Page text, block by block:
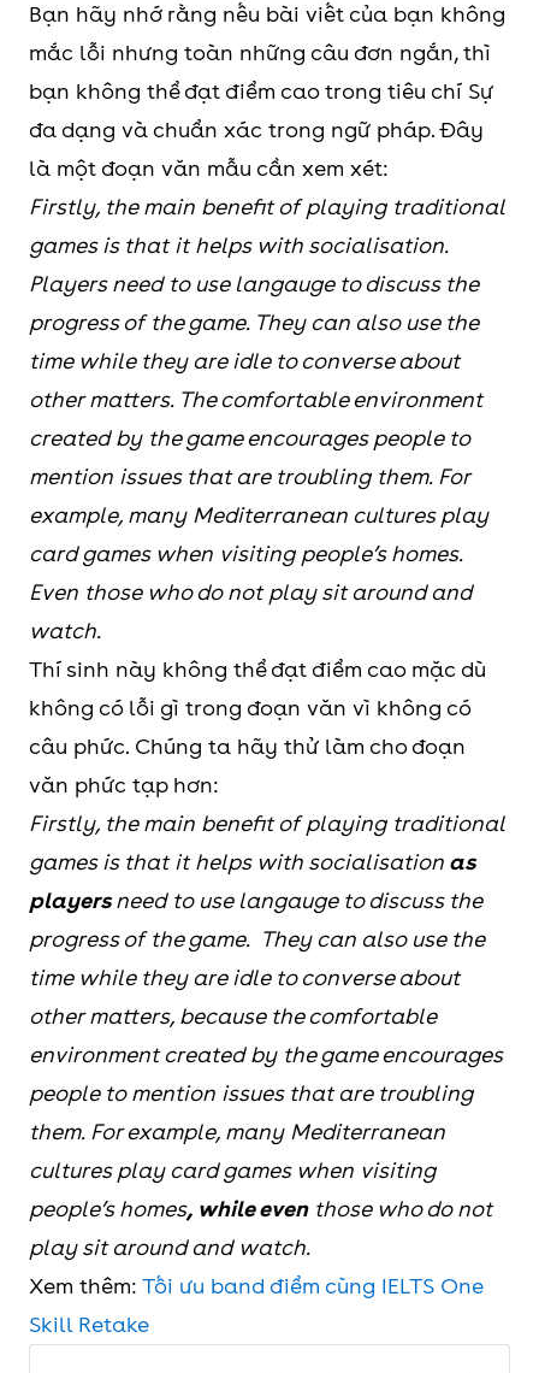
Bạn hãy nhớ rằng nếu bài viết của bạn không
mắc lỗi nhưng toàn những câu đơn ngắn, thì
bạn không thể đạt điểm cao trong tiêu chí Sự
đa dạng và chuẩn xác trong ngữ pháp. Đây
là một đoạn văn mẫu cần xem xét:
Firstly, the main benefit of playing traditional
games is that it helps with socialisation.
Players need to use langauge to discuss the
progress of the game. They can also use the
time while they are idle to converse about
other matters. The comfortable environment
created by the game encourages people to
mention issues that are troubling them. For
example, many Mediterranean cultures play
card games when visiting people’s homes.
Even those who do not play sit around and
watch.
Thí sinh này không thể đạt điểm cao mặc dù
không có lỗi gì trong đoạn văn vì không có
câu phức. Chúng ta hãy thử làm cho đoạn
văn phức tạp hơn:
Firstly, the main benefit of playing traditional
games is that it helps with socialisation as
playersneed to use langauge to discuss the
progress of the game. They can also use the
time while they are idle to converse about
other matters, because the comfortable
environment created by the game encourages
people to mention issues that are troubling
them. For example, many Mediterranean
cultures play card games when visiting
people’s homes, while eventhose who do not
play sit around and watch.
Xem thêm: Tối ưu band điểm cùng IELTS One
Skill Retake